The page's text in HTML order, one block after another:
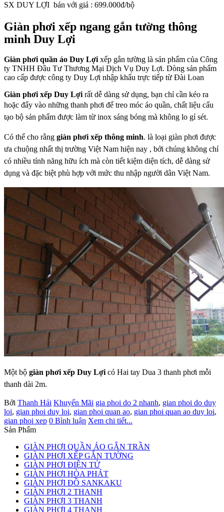
SX DUY LỢI bán với giá : 699.000đ/bộ
Giàn phơi xếp ngang gắn tường thông
minh Duy Lợi
Giàn phơi quần áo Duy Lợi xếp gắn tường là sản phẩm của Công
ty TNHH Đầu Tư Thương Mại Dịch Vụ Duy Lợi. Dòng sản phẩm
cao cấp được công ty Duy Lợi nhập khẩu trực tiếp từ Đài Loan
Giàn phơi xếp Duy Lợi rất dễ dàng sử dụng, bạn chỉ cần kéo ra
hoặc đẩy vào những thanh phơi để treo móc áo quần, chất liệu cấu
tạo bộ sản phẩm được làm từ inox sáng bóng mà không lo gỉ sét.
Có thể cho rằng giàn phơi xếp thông minh. là loại giàn phơi được
ưa chuộng nhất thị trường Việt Nam hiện nay , bởi chúng không chỉ
có nhiều tính năng hữu ích mà còn tiết kiệm diện tích, dễ dàng sử
dụng và đặc biệt phù hợp với mức thu nhập người dân Việt Nam.
Một bộ giàn phơi xếp Duy Lợi có Hai tay Dua 3 thanh phơi mỗi
thanh dài 2m.
Bởi Thanh Hải Khuyến Mãi gia phoi do 2 nhanh, gian phoi do duy
loi, gian phoi duy loi, gian phoi quan ao, gian phoi quan ao duy loi,
gian phoi xep 0 Bình luận Xem chi tiết...
Sản Phẩm
GIÀN PHƠI QUẦN ÁO GẮN TRẦN
GIÀN PHƠI XẾP GẮN TƯỜNG
GIÀN PHƠI ĐIỆN TỬ
GIÀN PHƠI HÒA PHÁT
GIÀN PHƠI ĐỒ SANKAKU
GIÀN PHƠI 2 THANH
GIÀN PHƠI 3 THANH
GIÀN PHƠI 4 THANH